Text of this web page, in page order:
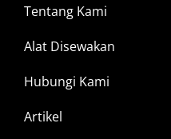
Tentang Kami
Alat Disewakan
Hubungi Kami
Artikel